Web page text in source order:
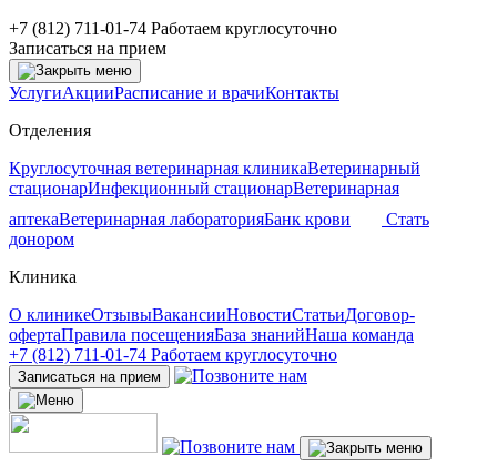
+7 (812) 711-01-74 Работаем круглосуточно
Записаться на прием
УслугиАкцииРасписание и врачиКонтакты
Отделения
Круглосуточная ветеринарная клиникаВетеринарный
стационарИнфекционный стационарВетеринарная
аптекаВетеринарная лабораторияБанк крови
Стать
донором
Клиника
О клиникеОтзывыВакансииНовостиСтатьиДоговор-
офертаПравила посещенияБаза знанийНаша команда
+7 (812) 711-01-74 Работаем круглосуточно
Записаться на прием